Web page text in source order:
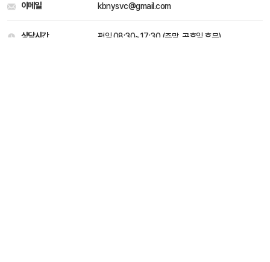
이메일 kbnysvc@gmail.com
상담시간 평일 08:30~17:30 (주말, 공휴일 휴무)